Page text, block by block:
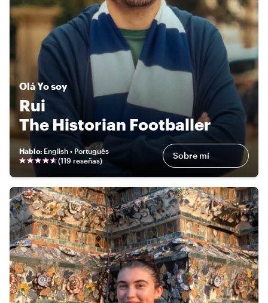
OláYo soy
Rui
The Historian Footballer
Hablo: English • Português
(119 reseñas) Sobre mí